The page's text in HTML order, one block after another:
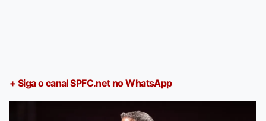
+ Siga o canal SPFC.net no WhatsApp